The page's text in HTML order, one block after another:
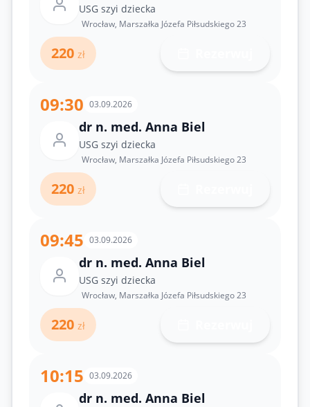
USG szyi dziecka
Wrocław, Marszałka Józefa Piłsudskiego 23
220 zł
09:30 03.09.2026
dr n. med. Anna Biel
USG szyi dziecka
Wrocław, Marszałka Józefa Piłsudskiego 23
220 zł
09:45 03.09.2026
dr n. med. Anna Biel
USG szyi dziecka
Wrocław, Marszałka Józefa Piłsudskiego 23
220 zł
10:15 03.09.2026
dr n. med. Anna Biel